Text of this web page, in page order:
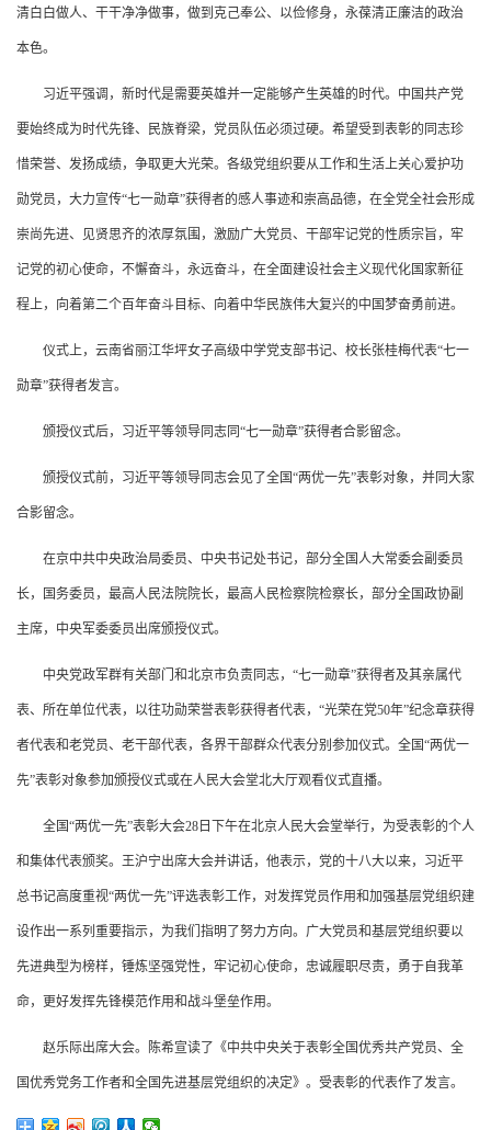
清白白做人、干干净净做事，做到克己奉公、以俭修身，永葆清正廉洁的政治
本色。
习近平强调，新时代是需要英雄并一定能够产生英雄的时代。中国共产党
要始终成为时代先锋、民族脊梁，党员队伍必须过硬。希望受到表彰的同志珍
惜荣誉、发扬成绩，争取更大光荣。各级党组织要从工作和生活上关心爱护功
勋党员，大力宣传“七一勋章”获得者的感人事迹和崇高品德，在全党全社会形成
崇尚先进、见贤思齐的浓厚氛围，激励广大党员、干部牢记党的性质宗旨，牢
记党的初心使命，不懈奋斗，永远奋斗，在全面建设社会主义现代化国家新征
程上，向着第二个百年奋斗目标、向着中华民族伟大复兴的中国梦奋勇前进。
仪式上，云南省丽江华坪女子高级中学党支部书记、校长张桂梅代表“七一
勋章”获得者发言。
颁授仪式后，习近平等领导同志同“七一勋章”获得者合影留念。
颁授仪式前，习近平等领导同志会见了全国“两优一先”表彰对象，并同大家
合影留念。
在京中共中央政治局委员、中央书记处书记，部分全国人大常委会副委员
长，国务委员，最高人民法院院长，最高人民检察院检察长，部分全国政协副
主席，中央军委委员出席颁授仪式。
中央党政军群有关部门和北京市负责同志，“七一勋章”获得者及其亲属代
表、所在单位代表，以往功勋荣誉表彰获得者代表，“光荣在党50年”纪念章获得
者代表和老党员、老干部代表，各界干部群众代表分别参加仪式。全国“两优一
先”表彰对象参加颁授仪式或在人民大会堂北大厅观看仪式直播。
全国“两优一先”表彰大会28日下午在北京人民大会堂举行，为受表彰的个人
和集体代表颁奖。王沪宁出席大会并讲话，他表示，党的十八大以来，习近平
总书记高度重视“两优一先”评选表彰工作，对发挥党员作用和加强基层党组织建
设作出一系列重要指示，为我们指明了努力方向。广大党员和基层党组织要以
先进典型为榜样，锤炼坚强党性，牢记初心使命，忠诚履职尽责，勇于自我革
命，更好发挥先锋模范作用和战斗堡垒作用。
赵乐际出席大会。陈希宣读了《中共中央关于表彰全国优秀共产党员、全
国优秀党务工作者和全国先进基层党组织的决定》。受表彰的代表作了发言。